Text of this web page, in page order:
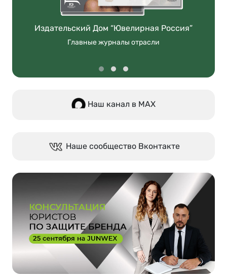
Издательский Дом “Ювелирная Россия”
Главные журналы отрасли
Наш канал в МАХ
Наше сообщество Вконтакте